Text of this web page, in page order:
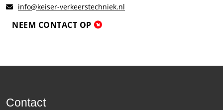
info@keiser-verkeerstechniek.nl
NEEM CONTACT OP
Contact